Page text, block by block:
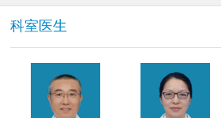
人，住院医师4人。 配备麻醉系
心供氧及负压吸引、高频电刀、
功能进口麻醉机、麻醉靶控输注
能齐全的监护仪（包括呼吸末二
脉监测，中心静脉压监测等）、
机等各种先进手术器械和设备。
科室医生